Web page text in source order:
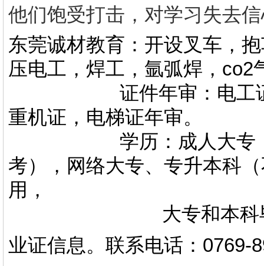
他们饱受打击，对学习失去
东莞诚材教育：开设叉车，
压电工，焊工，氩弧焊，co2
证件年审：电工证，
重机证，电梯证年审。
学历：成人大专，专
考），网络大专、专升本科
用，
大专和本科毕业证
业证信息。 联系电话 ： 0769-